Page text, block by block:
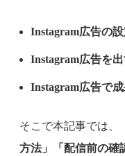
Instagram広告の
Instagram広告を
Instagram広告で
そこで本記事では、
方法」「配信前の確